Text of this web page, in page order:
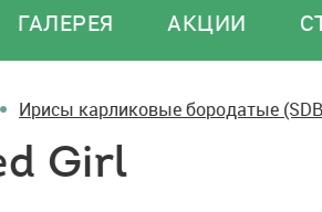
ГАЛЕРЕЯ АКЦИИ
Ирисы карликовые бородатые
Girl